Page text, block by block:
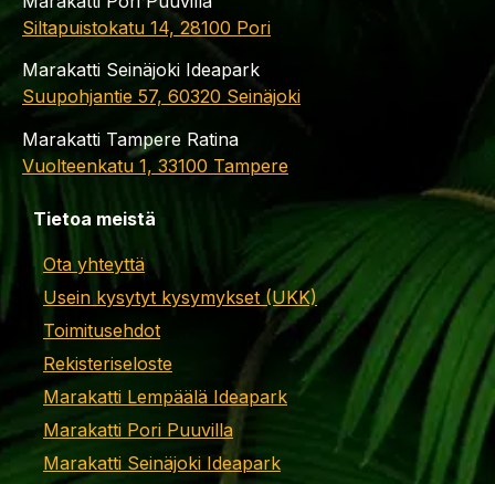
Siltapuistokatu 14, 28100 Pori
Marakatti Seinäjoki Ideapark
Suupohjantie 57, 60320 Seinäjoki
Marakatti Tampere Ratina
Vuolteenkatu 1, 33100 Tampere
Tietoa meistä
Ota yhteyttä
Usein kysytyt kysymykset (UKK)
Toimitusehdot
Rekisteriseloste
Marakatti Lempäälä Ideapark
Marakatti Pori Puuvilla
Marakatti Seinäjoki Ideapark